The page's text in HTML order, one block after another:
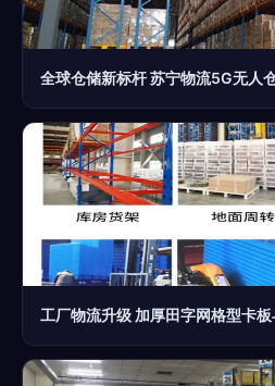
全球仓储新标杆 苏宁物流5G无人